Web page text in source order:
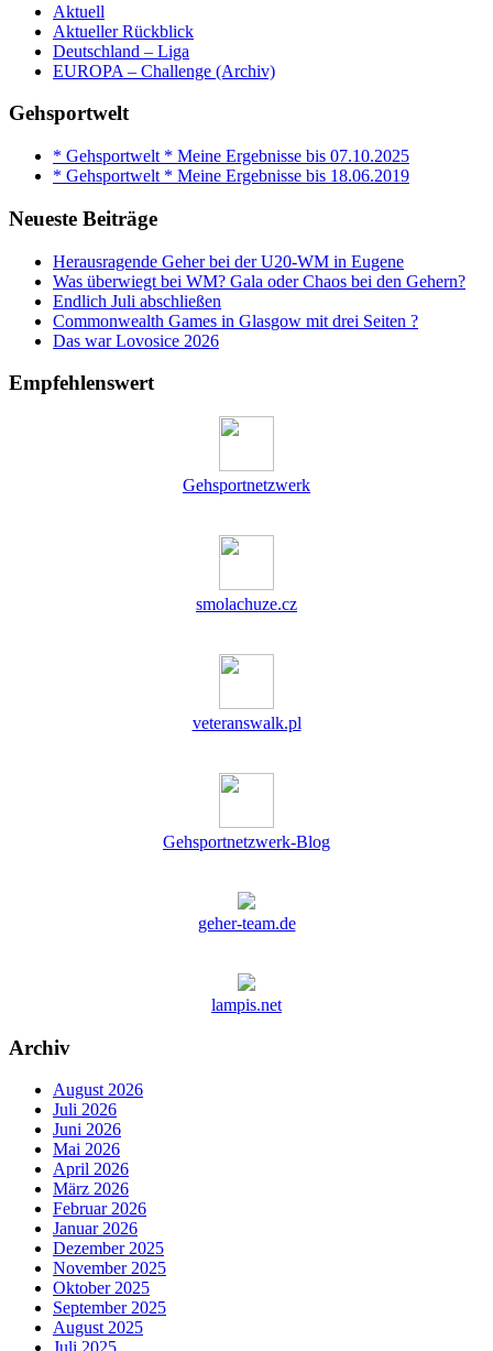
Aktuell
Aktueller Rückblick
Deutschland – Liga
EUROPA – Challenge (Archiv)
Gehsportwelt
* Gehsportwelt * Meine Ergebnisse bis 07.10.2025
* Gehsportwelt * Meine Ergebnisse bis 18.06.2019
Neueste Beiträge
Herausragende Geher bei der U20-WM in Eugene
Was überwiegt bei WM? Gala oder Chaos bei den Gehern?
Endlich Juli abschließen
Commonwealth Games in Glasgow mit drei Seiten ?
Das war Lovosice 2026
Empfehlenswert
Gehsportnetzwerk
smolachuze.cz
veteranswalk.pl
Gehsportnetzwerk-Blog
geher-team.de
lampis.net
Archiv
August 2026
Juli 2026
Juni 2026
Mai 2026
April 2026
März 2026
Februar 2026
Januar 2026
Dezember 2025
November 2025
Oktober 2025
September 2025
August 2025